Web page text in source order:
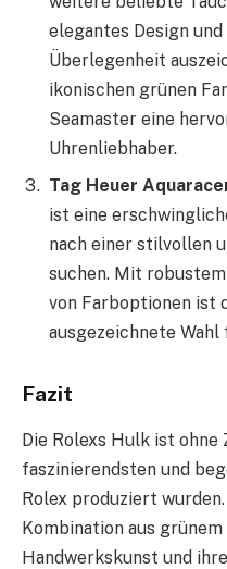
elegantes Design
Überlegenheit
ikonischen grünen
Seamaster eine
Uhrenliebhaber.
Tag Heuer
ist eine
nach einer stilvollen
suchen. Mit
von Farboptionen ist
ausgezeichnete
Fazit
Die Rolexs Hulk ist ohne
faszinierendsten und
Rolex produziert
Kombination aus
Handwerkskunst und